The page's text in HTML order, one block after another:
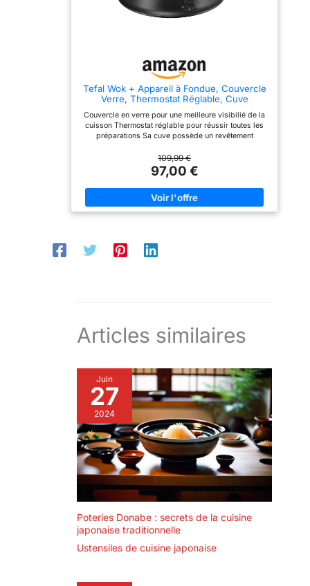
Tefal Wok + Appareil à Fondue, Couvercle
Verre, Thermostat Réglable, Cuve
Fourchettes Incluses WK302013
Couvercle en verre pour une meilleure visibilié de la
cuisson Thermostat réglable pour réussir toutes les
préparations Sa cuve possède un revêtement
un indicateur Thermo Spot Fondue : pour réussir en
toute sécurité toutes les fondues à l'huile, au fromage,
au bouillon ou au chocolat Idéal également pour la
fondue chinoise Caquelon en aluminium avec
revètement antiadhésif pour un nettoyage facilité 8
fourchettes fournies Gain de place assuré : le
109,99 €
97,00 €
Articles similaires
Juin
27
2024
Poteries Donabe : secrets de la cuisine
japonaise traditionnelle
Ustensiles de cuisine japonaise